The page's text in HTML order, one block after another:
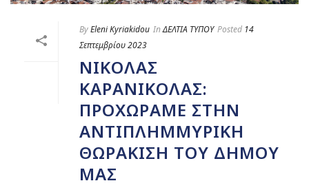
ByEleni Kyriakidou InΔΕΛΤΙΑ ΤΥΠΟΥ Posted 14
Σεπτεμβρίου 2023
ΝΙΚΌΛΑΣ
ΚΑΡΑΝΙΚΌΛΑΣ:
ΠΡΟΧΩΡΆΜΕ ΣΤΗΝ
ΑΝΤΙΠΛΗΜΜΥΡΙΚΉ
ΘΩΡΆΚΙΣΗ ΤΟΥ ΔΉΜΟΥ
ΜΑΣ